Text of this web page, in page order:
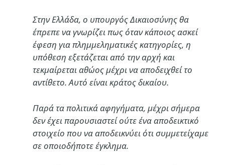
Στην Ελλάδα, ο υπουργός Δικαιοσύνης θα
έπρεπε να γνωρίζει πως όταν κάποιος ασκεί
έφεση για πλημμεληματικές κατηγορίες, η
υπόθεση εξετάζεται από την αρχή και
τεκμαίρεται αθώος μέχρι να αποδειχθεί το
αντίθετο. Αυτό είναι κράτος δικαίου.
Παρά τα πολιτικά αφηγήματα, μέχρι σήμερα
δεν έχει παρουσιαστεί ούτε ένα αποδεικτικό
στοιχείο που να αποδεικνύει ότι συμμετείχαμε
σε οποιοδήποτε έγκλημα.